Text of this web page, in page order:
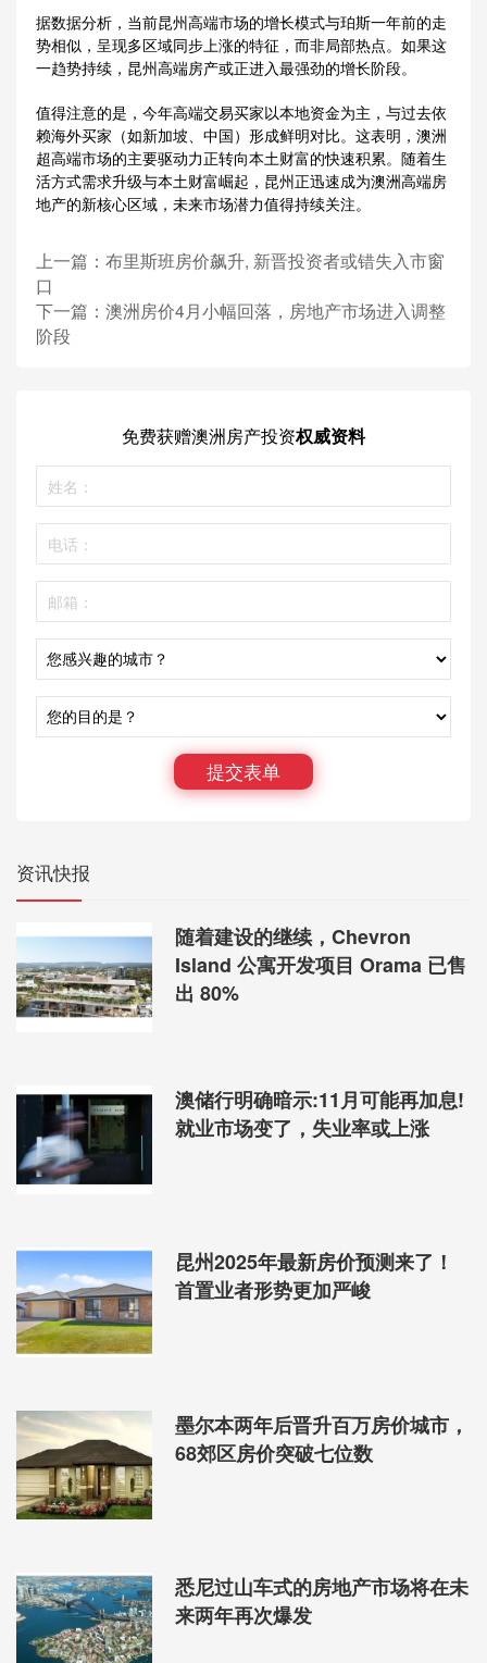
据数据分析，当前昆州高端市场的增长模式与珀斯一年前的走
势相似，呈现多区域同步上涨的特征，而非局部热点。如果这
一趋势持续，昆州高端房产或正进入最强劲的增长阶段。
值得注意的是，今年高端交易买家以本地资金为主，与过去依
赖海外买家（如新加坡、中国）形成鲜明对比。这表明，澳洲
超高端市场的主要驱动力正转向本土财富的快速积累。随着生
活方式需求升级与本土财富崛起，昆州正迅速成为澳洲高端房
地产的新核心区域，未来市场潜力值得持续关注。
上一篇： 布里斯班房价飙升, 新晋投资者或错失入市窗
口
下一篇： 澳洲房价4月小幅回落，房地产市场进入调整
阶段
免费获赠澳洲房产投资权威资料
提交表单
资讯快报
随着建设的继续，Chevron
Island 公寓开发项目 Orama 已售
出 80%
澳储行明确暗示:11月可能再加息!
就业市场变了，失业率或上涨
昆州2025年最新房价预测来了！
首置业者形势更加严峻
墨尔本两年后晋升百万房价城市，
68郊区房价突破七位数
悉尼过山车式的房地产市场将在未
来两年再次爆发